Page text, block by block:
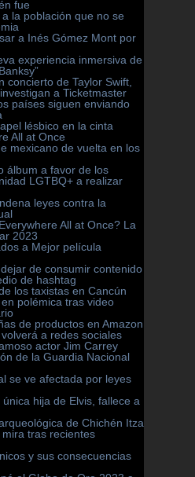
fue
la población que no se
a Inés Gómez Mont por
experiencia inmersiva de
concierto de Taylor Swift,
a Ticketmaster
países siguen enviando
lésbico en la cinta
All at Once
mexicano de vuelta en los
álbum a favor de los
LGTBQ+ a realizar
leyes contra la
All at Once? La
2023
a Mejor película
de consumir contenido
de hashtag
los taxistas en Cancún
polémica tras video
de productos en Amazon
a redes sociales
actor Jim Carrey
de la Guardia Nacional
se ve afectada por leyes
hija de Elvis, fallece a
de Chichén Itza
tras recientes
y sus consecuencias